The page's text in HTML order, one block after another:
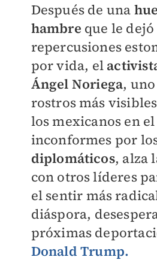
Después de una
hambre que le dejó
repercusiones
porvida, el
Ángel Noriega,
rostros más
losmexicanos en
inconformes por
diplomáticos, alza
con otros líderes
el sentir más
diáspora,
próximas
Donald Trump.